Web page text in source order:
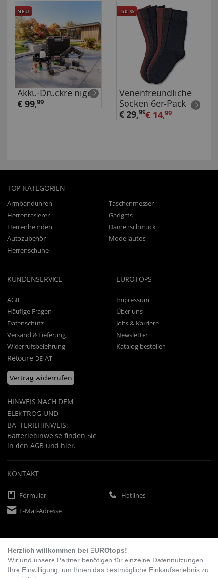
NEU
Akku-Druckreiniger
€ 99,99
-50 %
Venenfreundliche
Socken 6er-Pack
€ 29,99€ 14,99
TOP-KATEGORIEN
Armbanduhren
Taschenmesser
Herrenrasierer
Gadgets
Herrenhemden
Damenschmuck
Autozubehör
Modellautos
Herrenschuhe
KUNDENSERVICE
AGB
Häufige Fragen
Datenschutz
Versand & Lieferung
Widerrufsbelehrung
Retoure DE AT
Vertrag widerrufen
HINWEIS NACH DEM
ELEKTROG UND
BATTERIEHINWEIS:
Batteriehinweise finden Sie
in den AGB und hier.
EUROTOPS
Impressum
Über uns
Jobs & Karriere
Newsletter
Katalog bestellen
KONTAKT
Formular
Hotlines
E-Mail-Adresse
Herzlich willkommen bei EUROtops!
Wir und unsere Partner benötigen für einzelne Datennutzungen
Ihre Einwilligung, um Ihnen das bestmögliche Einkaufserlebnis zu